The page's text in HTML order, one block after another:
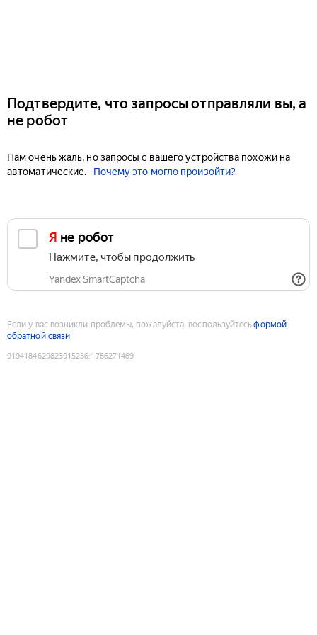
Подтвердите, что запросы отправляли вы, а
не робот
Нам очень жаль, но запросы с вашего устройства похожи на
автоматические.
Почему это могло произойти?
Я не робот
Нажмите, чтобы продолжить
Yandex SmartCaptcha
Если у вас возникли проблемы, пожалуйста, воспользуйтесьформой
обратной связи
9194184629823915236:1786271469